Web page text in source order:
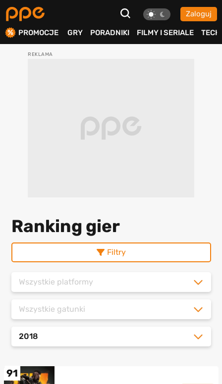
Zaloguj
PROMOCJE GRY PORADNIKI FILMY I SERIALE TECH
Ranking gier
Filtry
Wszystkie platformy
Wszystkie gatunki
2018
91